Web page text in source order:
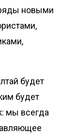
ряды новыми
будет
будет
мы всегда